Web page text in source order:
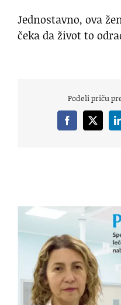
Jednostavno, ova
čeka da život to
Podeli priču
Facebook
X